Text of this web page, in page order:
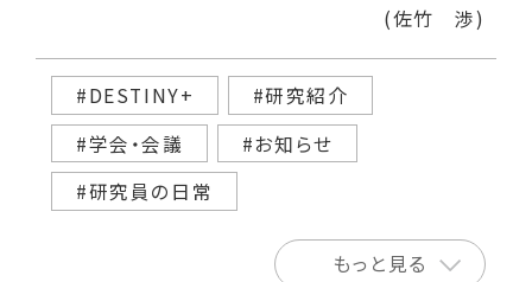
(佐竹 渉)
#DESTINY+
#研究紹介
#学会・会議
#お知らせ
#研究員の日常
もっと見る